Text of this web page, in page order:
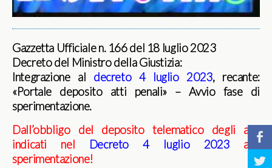
Gazzetta Ufficiale n. 166 del 18 luglio 2023
Decreto del Ministro della Giustizia:
Integrazione al decreto 4 luglio 2023, recante:
«Portale deposito atti penali» – Avvio fase di
sperimentazione.
Dall’obbligo del deposito telematico degli atti
indicati nel
Decreto 4 luglio 2023 alla
sperimentazione!
b
a